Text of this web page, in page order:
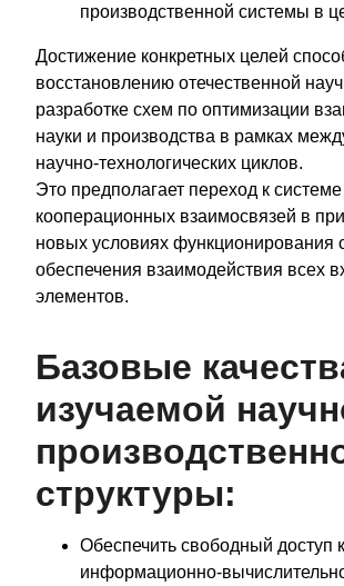
производственной системы в
Достижение конкретных целей
восстановлению отечественной
разработке схем по оптимизации
науки и производства в рамках
научно-технологических циклов.
Это предполагает переход к системе
кооперационных взаимосвязей в
новых условиях функционирования
обеспечения взаимодействия всех
элементов.
Базовые
изучаемой
структуры:
Обеспечить свободный доступ
информационно-